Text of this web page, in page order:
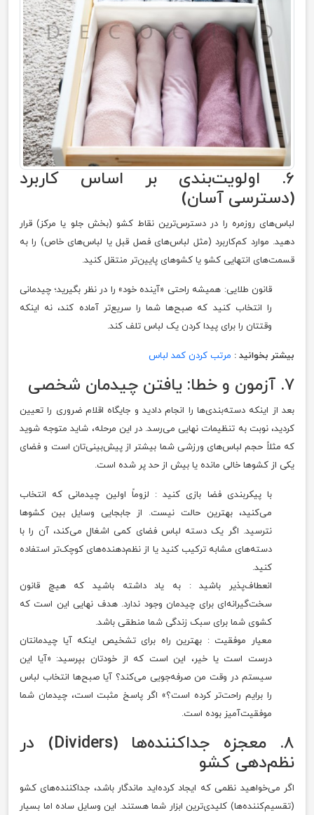
۶. اولویت‌بندی بر اساس کاربرد
(دسترسی آسان)
لباس‌های روزمره را در دسترس‌ترین نقاط کشو (بخش جلو یا مرکز) قرار
دهید. موارد کم‌کاربرد (مثل لباس‌های فصل قبل یا لباس‌های خاص) را به
قسمت‌های انتهایی کشو یا کشوهای پایین‌تر منتقل کنید.
قانون طلایی: همیشه راحتی «آینده خود» را در نظر بگیرید؛ چیدمانی
را انتخاب کنید که صبح‌ها شما را سریع‌تر آماده کند، نه اینکه
وقتتان را برای پیدا کردن یک لباس تلف کند.
بیشتر بخوانید : مرتب کردن کمد لباس
۷. آزمون و خطا: یافتن چیدمان شخصی
بعد از اینکه دسته‌بندی‌ها را انجام دادید و جایگاه اقلام ضروری را تعیین
کردید، نوبت به تنظیمات نهایی می‌رسد. در این مرحله، شاید متوجه شوید
که مثلاً حجم لباس‌های ورزشی شما بیشتر از پیش‌بینی‌تان است و فضای
یکی از کشوها خالی مانده یا بیش از حد پر شده است.
با پیکربندی فضا بازی کنید : لزوماً اولین چیدمانی که انتخاب
می‌کنید، بهترین حالت نیست. از جابجایی وسایل بین کشوها
نترسید. اگر یک دسته لباس فضای کمی اشغال می‌کند، آن را با
دسته‌های مشابه ترکیب کنید یا از نظم‌دهنده‌های کوچک‌تر استفاده
کنید.
انعطاف‌پذیر باشید : به یاد داشته باشید که هیچ قانون
سخت‌گیرانه‌ای برای چیدمان وجود ندارد. هدف نهایی این است که
کشوی شما برای سبک زندگی شما منطقی باشد.
معیار موفقیت : بهترین راه برای تشخیص اینکه آیا چیدمانتان
درست است یا خیر، این است که از خودتان بپرسید: «آیا این
سیستم در وقت من صرفه‌جویی می‌کند؟ آیا صبح‌ها انتخاب لباس
را برایم راحت‌تر کرده است؟» اگر پاسخ مثبت است، چیدمان شما
موفقیت‌آمیز بوده است.
۸. معجزه جداکننده‌ها (Dividers) در
نظم‌دهی کشو
اگر می‌خواهید نظمی که ایجاد کرده‌اید ماندگار باشد، جداکننده‌های کشو
(تقسیم‌کننده‌ها) کلیدی‌ترین ابزار شما هستند. این وسایل ساده اما بسیار